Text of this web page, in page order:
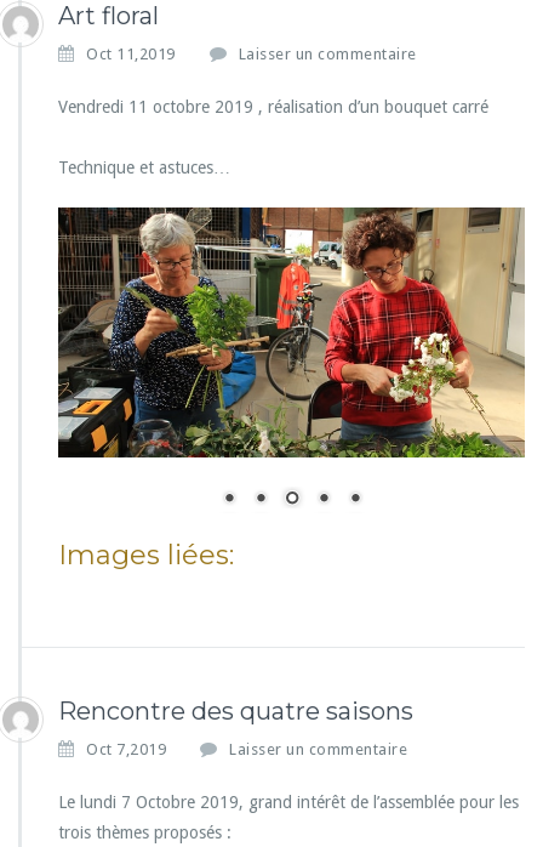
Art floral
Oct 11,2019 Laisser un commentaire
Vendredi 11 octobre 2019 , réalisation d’un bouquet carré
Technique et astuces…
Images liées:
Rencontre des quatre saisons
Oct 7,2019 Laisser un commentaire
Le lundi 7 Octobre 2019, grand intérêt de l’assemblée pour les
trois thèmes proposés :